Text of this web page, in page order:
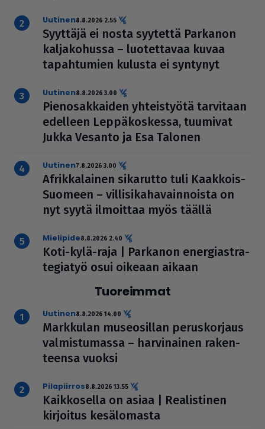
uutinen8.8.2026 2.55
Syyttäjä ei nosta syytettä Parkanon
kal­ja­ko­hussa – luo­tet­ta­vaa kuvaa
tapah­tu­mien kulusta ei syntynyt
uutinen8.8.2026 3.00
Pie­no­sak­kai­den yhteis­työtä tarvitaan
edelleen Lep­pä­kos­kessa, tuumivat
Jukka Vesanto ja Esa Talonen
uutinen7.8.2026 3.00
Afrik­ka­lai­nen sikarutto tuli Kaakkois-
Suomeen – vil­li­si­ka­ha­vain­noista on
nyt syytä ilmoittaa myös täällä
mielipide8.8.2026 2.40
Koti-kylä-raja | Parkanon ener­gi­ast­ra­
te­gi­a­työ osui oikeaan aikaan
Tuoreimmat
uutinen8.8.2026 14.00
Markkulan muse­o­sil­lan perus­kor­jaus
val­mis­tu­massa – har­vi­nai­nen raken­
teensa vuoksi
pilapiirros8.8.2026 13.55
Kaik­ko­sella on asiaa | Rea­lis­ti­nen
kirjoitus kesä­lo­masta